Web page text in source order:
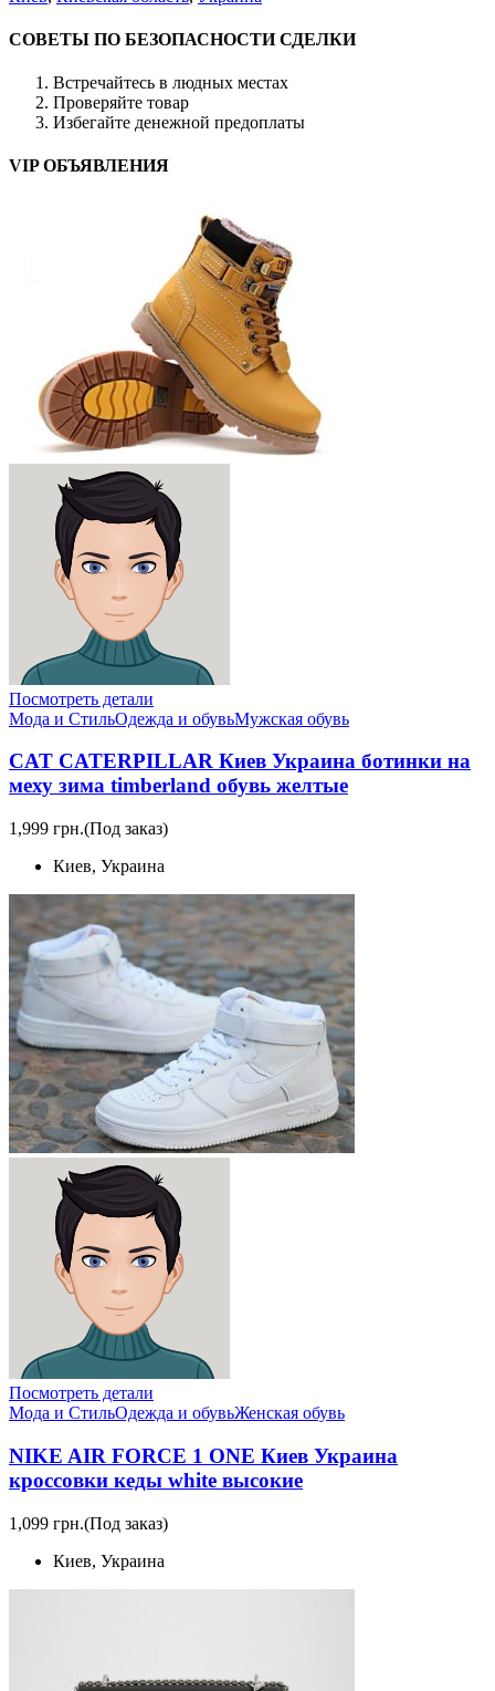
СОВЕТЫ ПО БЕЗОПАСНОСТИ СДЕЛКИ
Встречайтесь в людных местах
Проверяйте товар
Избегайте денежной предоплаты
VIP ОБЪЯВЛЕНИЯ
Посмотреть детали
Мода и СтильОдежда и обувьМужская обувь
CAT CATERPILLAR Киев Украина ботинки на
меху зима timberland обувь желтые
1,999 грн.(Под заказ)
Киев, Украина
Посмотреть детали
Мода и СтильОдежда и обувьЖенская обувь
NIKE AIR FORCE 1 ONE Киев Украина
кроссовки кеды white высокие
1,099 грн.(Под заказ)
Киев, Украина